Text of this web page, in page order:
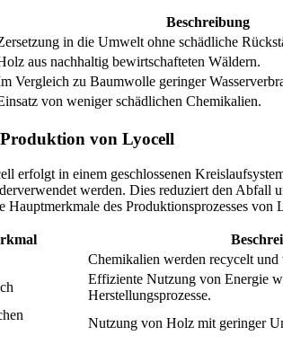
Beschreibung
in die Umwelt ohne schädliche
aus nachhaltig bewirtschafteten Wäldern.
Vergleich zu Baumwolle geringer
von weniger schädlichen Chemikalien.
von Lyocell
erfolgt in einem geschlossenen
werden. Dies reduziert den Abfall
Hauptmerkmale des Produktionsprozesses von
Chemikalien werden recycelt und
Effiziente Nutzung von Energie
Herstellungsprozesse.
Nutzung von Holz mit geringer